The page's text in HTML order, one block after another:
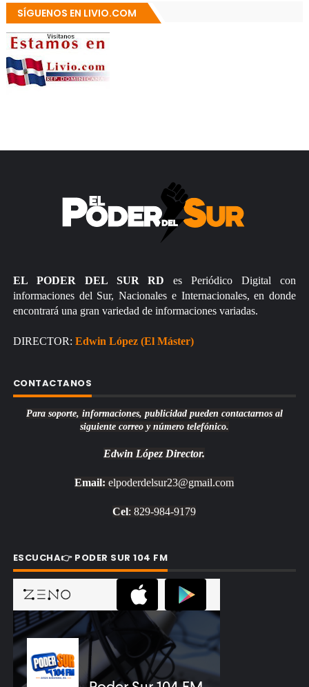
SÍGUENOS EN LIVIO.COM
EL PODER DEL SUR RD es Periódico Digital con
informaciones del Sur, Nacionales e Internacionales, en donde
encontrará una gran variedad de informaciones variadas.
DIRECTOR: Edwin López (El Máster)
CONTACTANOS
Para soporte, informaciones, publicidad pueden contactarnos al
siguiente correo y número telefónico.
Edwin López Director.
Email: elpoderdelsur23@gmail.com
Cel: 829-984-9179
ESCUCHA👉 PODER SUR 104 FM